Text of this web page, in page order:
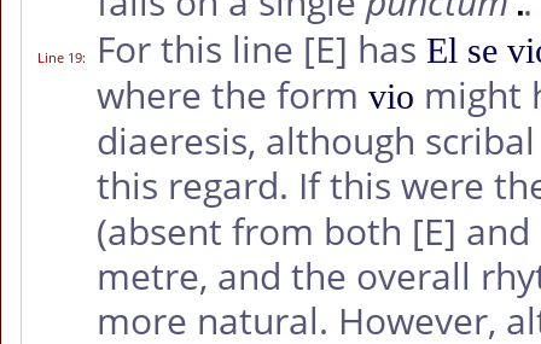
Line 19: For this line [E] has El se
where the form vio might
diaeresis, although
this regard. If this were
(absent from both [E] and
metre, and the overall
more natural. However,